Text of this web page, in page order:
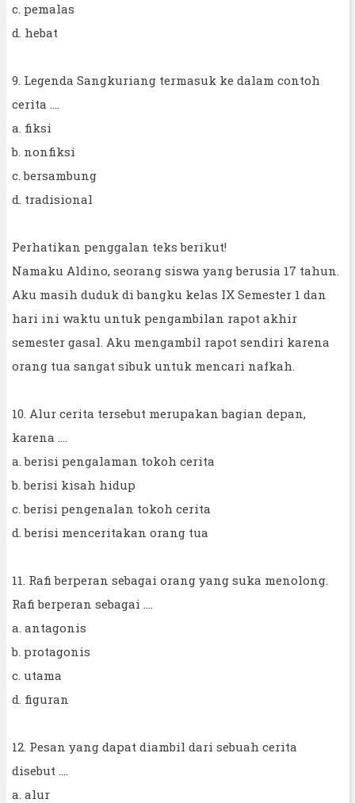
c. pemalas
d. hebat
9. Legenda Sangkuriang termasuk ke dalam contoh
cerita ....
a. fiksi
b. nonfiksi
c. bersambung
d. tradisional
Perhatikan penggalan teks berikut!
Namaku Aldino, seorang siswa yang berusia 17 tahun.
Aku masih duduk di bangku kelas IX Semester 1 dan
hari ini waktu untuk pengambilan rapot akhir
semester gasal. Aku mengambil rapot sendiri karena
orang tua sangat sibuk untuk mencari nafkah.
10. Alur cerita tersebut merupakan bagian depan,
karena ....
a. berisi pengalaman tokoh cerita
b. berisi kisah hidup
c. berisi pengenalan tokoh cerita
d. berisi menceritakan orang tua
11. Rafi berperan sebagai orang yang suka menolong.
Rafi berperan sebagai ....
a. antagonis
b. protagonis
c. utama
d. figuran
12. Pesan yang dapat diambil dari sebuah cerita
disebut ....
a. alur